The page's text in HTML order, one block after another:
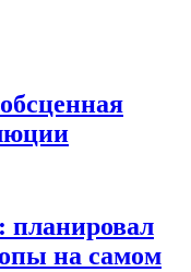
на самом